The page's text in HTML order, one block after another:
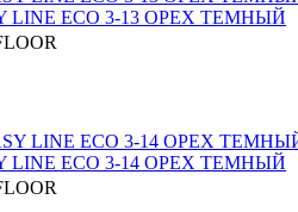
LINE ЕСО 3-13 ОРЕХ ТЕМНЫЙ
LINE ЕСО 3-14 ОРЕХ ТЕМНЫЙ